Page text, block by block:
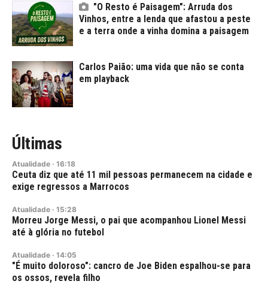
"O Resto é Paisagem": Arruda dos
Vinhos, entre a lenda que afastou a peste
e a terra onde a vinha domina a paisagem
Carlos Paião: uma vida que não se conta
em playback
Últimas
Atualidade · 16:18
Ceuta diz que até 11 mil pessoas permanecem na cidade e
exige regressos a Marrocos
Atualidade · 15:28
Morreu Jorge Messi, o pai que acompanhou Lionel Messi
até à glória no futebol
Atualidade · 14:05
"É muito doloroso": cancro de Joe Biden espalhou-se para
os ossos, revela filho